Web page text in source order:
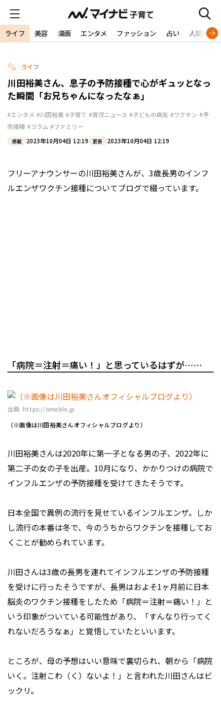
ライフ 美容 漫画 エンタメ ファッション 占い 人間関係
ライフ
川田裕美さん、息子の予防接種で心がギュッとなっ
た瞬間「お兄ちゃんになったなぁ」
#エンタメ #川田裕美 #子育て #育児ニュース #子どもの病気 #ワクチン #予
防接種 #コラム #ファミリー
掲載 2023年10月04日 12:19 更新 2023年10月04日 12:19
フリーアナウンサーの川田裕美さんが、3歳長男のインフ
ルエンザワクチン接種についてブログで綴っています。
「病院＝注射＝痛い！」と思っているはずが……
出典: https://ameblo.jp
（※画像は川田裕美さんオフィシャルブログより）
川田裕美さんは2020年に第一子となる男の子、2022年に
第二子の女の子を出産。10月になり、かかりつけの病院で
インフルエンザの予防接種を受けてきたそうです。
日本全国で異例の流行を見せているインフルエンザ。しか
し流行の本番は冬で、今のうちからワクチンを接種してお
くことが勧められています。
川田さんは3歳の長男を連れてインフルエンザの予防接種
を受けに行ったそうですが、長男はおよそ1ヶ月前に日本
脳炎のワクチン接種をしたため「病院＝注射＝痛い！」と
いう印象がついている可能性があり、「すんなり行ってく
れないだろうなぁ」と覚悟していたといいます。
ところが、母の予想はいい意味で裏切られ、朝から「病院
いく。注射こわ（く）ないよ！」と言われた川田さんはビ
ックリ。